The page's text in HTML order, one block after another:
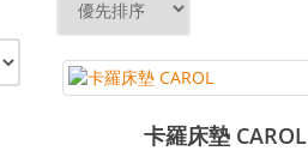
卡羅床墊 CAROL